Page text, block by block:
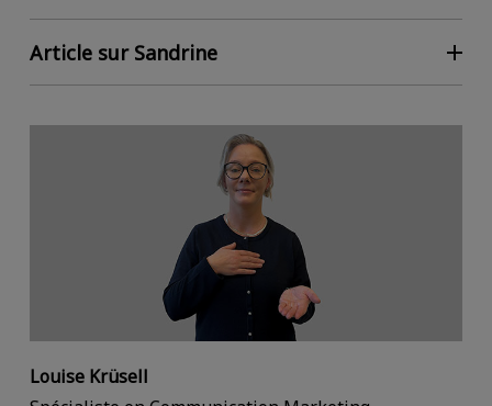
Article sur Sandrine
Louise Krüsell